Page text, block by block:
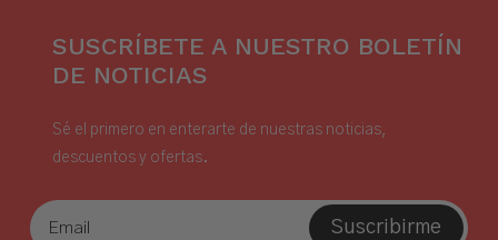
SUSCRÍBETE A NUESTRO BOLETÍN
DE NOTICIAS
Sé el primero en enterarte de nuestras noticias,
descuentos y ofertas.
Suscribirme